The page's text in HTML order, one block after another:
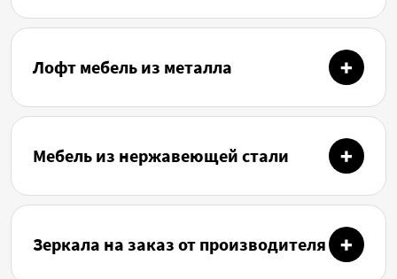
Лофт мебель из металла
Мебель из нержавеющей стали
Зеркала на заказ от производителя